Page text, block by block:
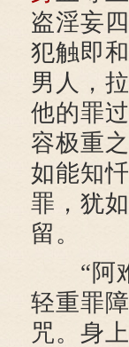
盗淫妄
犯触即
男人，
他的罪
容极重
如能知
罪，犹
留。
“阿难
轻重罪
咒。身